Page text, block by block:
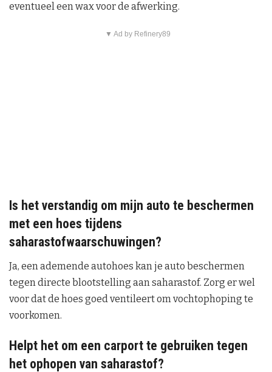
eventueel een wax voor de afwerking.
▼ Ad by Refinery89
Is het verstandig om mijn auto te beschermen
met een hoes tijdens
saharastofwaarschuwingen?
Ja, een ademende autohoes kan je auto beschermen
tegen directe blootstelling aan saharastof. Zorg er wel
voor dat de hoes goed ventileert om vochtophoping te
voorkomen.
Helpt het om een carport te gebruiken tegen
het ophopen van saharastof?